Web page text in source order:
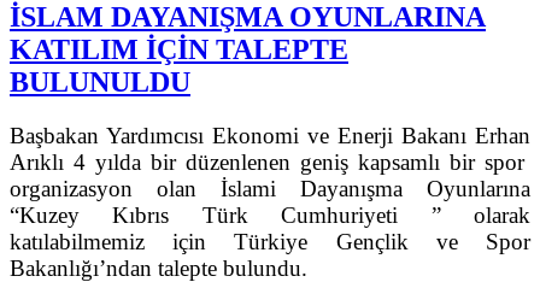
İSLAM DAYANIŞMA OYUNLARINA
KATILIM İÇİN TALEPTE
BULUNULDU
Başbakan Yardımcısı Ekonomi ve Enerji Bakanı Erhan
Arıklı 4 yılda bir düzenlenen geniş kapsamlı bir spor
organizasyon olan İslami Dayanışma Oyunlarına
“Kuzey Kıbrıs Türk Cumhuriyeti ” olarak
katılabilmemiz için Türkiye Gençlik ve Spor
Bakanlığı’ndan talepte bulundu.